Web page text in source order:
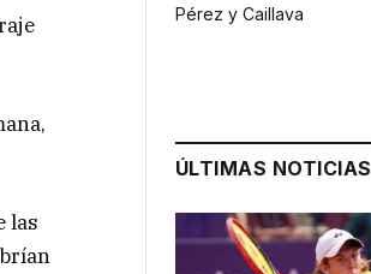
las
Pérez y Caillava
ÚLTIMAS NOTICIAS